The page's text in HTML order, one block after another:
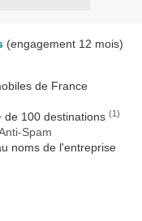
(engagement 12 mois)
de France
de 100 destinations (1)
Spam
noms de l'entreprise